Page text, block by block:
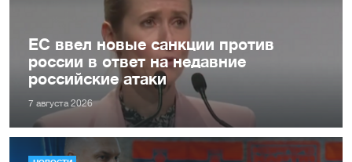
ЕС ввел новые санкции против
россии в ответ на недавние
российские атаки
7 августа 2026